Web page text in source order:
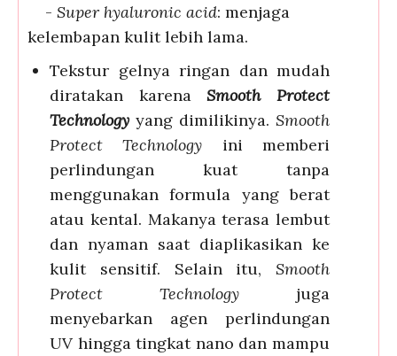
- Super hyaluronic acid: menjaga
kelembapan kulit lebih lama.
Tekstur gelnya ringan dan mudah
diratakan karenaSmooth Protect
Technologyyang dimilikinya. Smooth
Protect Technology ini memberi
perlindungan kuat tanpa
menggunakan formula yang berat
atau kental. Makanya terasa lembut
dan nyaman saat diaplikasikan ke
kulit sensitif. Selain itu, Smooth
Protect Technology juga
menyebarkan agen perlindungan
UV hingga tingkat nano dan mampu